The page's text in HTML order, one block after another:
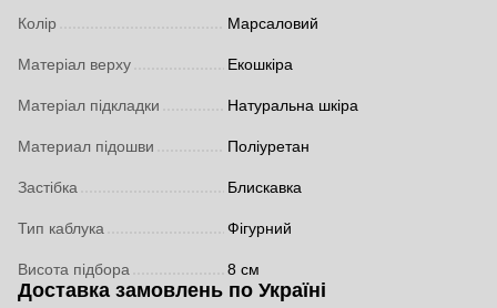
Колір Марсаловий
Матеріал верху Екошкіра
Матеріал підкладки Натуральна шкіра
Материал підошви Поліуретан
Застібка Блискавка
Тип каблука Фігурний
Висота підбора 8 см
Доставка замовлень по Україні